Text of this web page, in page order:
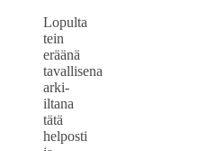
Lopulta
tein
eräänä
tavallisena
arki-
iltana
tätä
helposti